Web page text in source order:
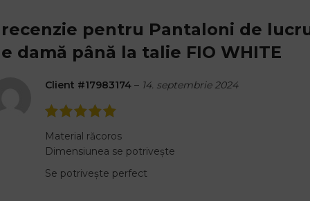
recenzie pentru Pantaloni de
damă până la talie FIO WHITE
Client #17983174 – 14. septembrie 2024
Material răcoros
Dimensiunea se potrivește
Se potrivește perfect